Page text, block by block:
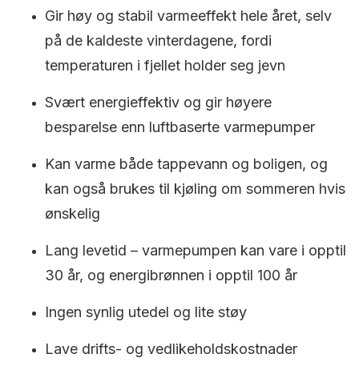
Gir høy og stabil varmeeffekt hele året, selv
på de kaldeste vinterdagene, fordi
temperaturen i fjellet holder seg jevn
Svært energieffektiv og gir høyere
besparelse enn luftbaserte varmepumper
Kan varme både tappevann og boligen, og
kan også brukes til kjøling om sommeren hvis
ønskelig
Lang levetid – varmepumpen kan vare i opptil
30 år, og energibrønnen i opptil 100 år
Ingen synlig utedel og lite støy
Lave drifts- og vedlikeholdskostnader